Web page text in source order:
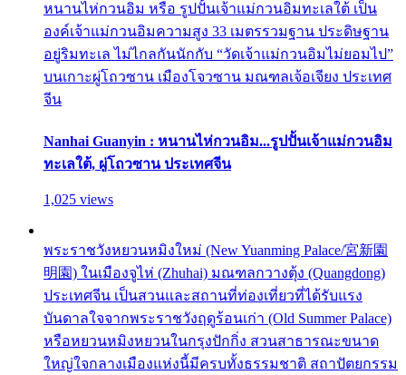
หนานไห่กวนอิม หรือ รูปปั้นเจ้าแม่กวนอิมทะเลใต้ เป็น
องค์เจ้าแม่กวนอิมความสูง 33 เมตรรวมฐาน ประดิษฐาน
อยู่ริมทะเล ไม่ไกลกันนักกับ “วัดเจ้าแม่กวนอิมไม่ยอมไป”
บนเกาะผู่โถวซาน เมืองโจวซาน มณฑลเจ้อเจียง ประเทศ
จีน
Nanhai Guanyin : หนานไห่กวนอิม...รูปปั้นเจ้าแม่กวนอิม
ทะเลใต้, ผู่โถวซาน ประเทศจีน
1,025 views
พระราชวังหยวนหมิงใหม่ (New Yuanming Palace/宮新園
明園) ในเมืองจูไห่ (Zhuhai) มณฑลกวางตุ้ง (Quangdong)
ประเทศจีน เป็นสวนและสถานที่ท่องเที่ยวที่ได้รับแรง
บันดาลใจจากพระราชวังฤดูร้อนเก่า (Old Summer Palace)
หรือหยวนหมิงหยวนในกรุงปักกิ่ง สวนสาธารณะขนาด
ใหญ่ใจกลางเมืองแห่งนี้มีครบทั้งธรรมชาติ สถาปัตยกรรม